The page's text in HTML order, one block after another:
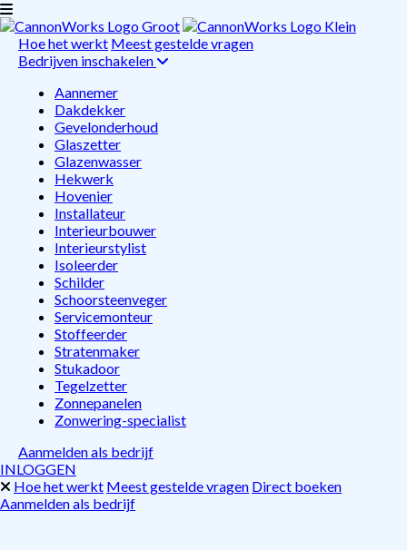
Hoe het werkt Meest gestelde vragen
Bedrijven inschakelen
Aannemer
Dakdekker
Gevelonderhoud
Glaszetter
Glazenwasser
Hekwerk
Hovenier
Installateur
Interieurbouwer
Interieurstylist
Isoleerder
Schilder
Schoorsteenveger
Servicemonteur
Stoffeerder
Stratenmaker
Stukadoor
Tegelzetter
Zonnepanelen
Zonwering-specialist
Aanmelden als bedrijf
INLOGGEN
Hoe het werkt Meest gestelde vragen Direct boeken
Aanmelden als bedrijf